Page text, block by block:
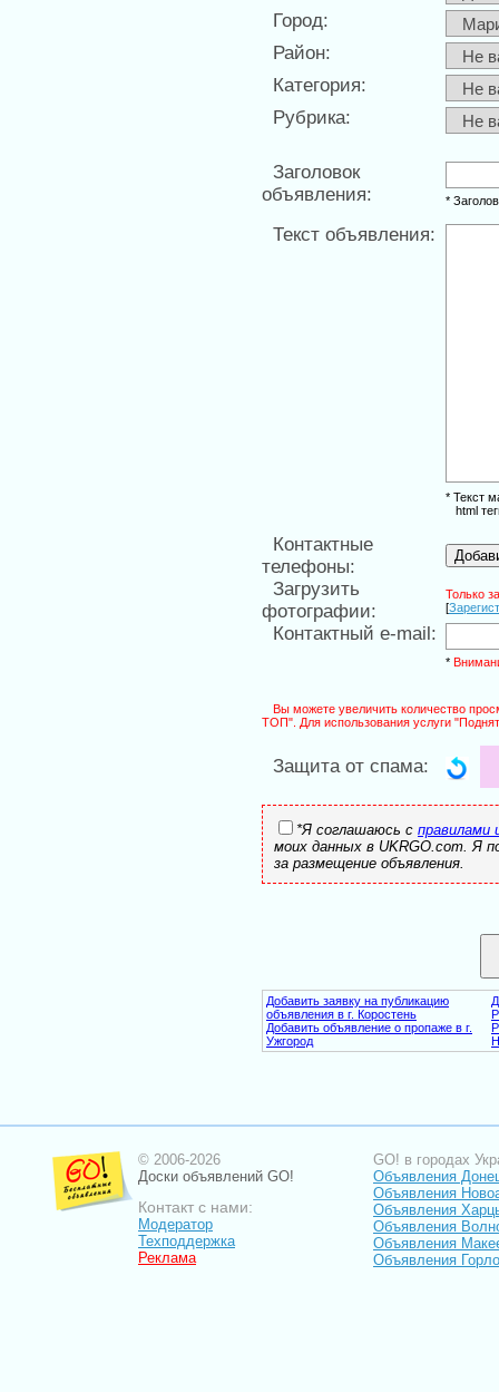
Город:
Район:
Категория:
Рубрика:
Заголовок
объявления:
*
Текст объявления:
* Текст
html
Контактные
телефоны:
Загрузить
фотографии:
Только
[
Контактный e-mail:
*
Вы можете увеличить количество
ТОП". Для использования услуги
Защита от спама:
*Я соглашаюсь с правилами
моих данных в UKRGO.com. Я
за размещение объявления.
Добавить заявку на публикацию
объявления в г. Коростень
Добавить объявление о пропаже в г.
Ужгород
© 2006-2026
Доски объявлений GO!
Контакт с нами:
Модератор
Техподдержка
Реклама
GO! в городах
Объявления
Объявления
Объявления
Объявления
Объявления
Объявления